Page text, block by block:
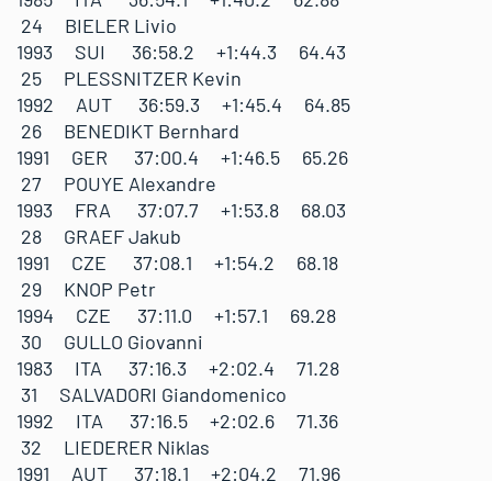
24 BIELER Livio
1993 SUI 36:58.2 +1:44.3 64.43
25 PLESSNITZER Kevin
1992 AUT 36:59.3 +1:45.4 64.85
26 BENEDIKT Bernhard
1991 GER 37:00.4 +1:46.5 65.26
27 POUYE Alexandre
1993 FRA 37:07.7 +1:53.8 68.03
28 GRAEF Jakub
1991 CZE 37:08.1 +1:54.2 68.18
29 KNOP Petr
1994 CZE 37:11.0 +1:57.1 69.28
30 GULLO Giovanni
1983 ITA 37:16.3 +2:02.4 71.28
31 SALVADORI Giandomenico
1992 ITA 37:16.5 +2:02.6 71.36
32 LIEDERER Niklas
1991 AUT 37:18.1 +2:04.2 71.96